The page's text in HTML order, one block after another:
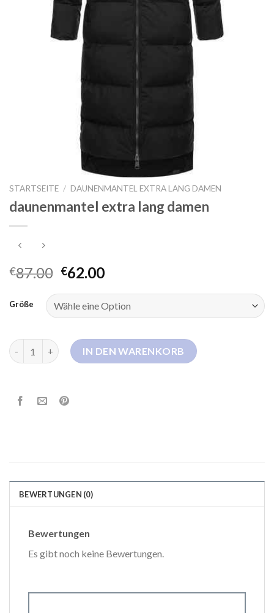
STARTSEITE / DAUNENMANTEL EXTRA LANG DAMEN
daunenmantel extra lang damen
€87.00 €62.00
Größe
daunenmantel extra lang damen Menge
IN DEN WARENKORB
BEWERTUNGEN (0)
Bewertungen
Es gibt noch keine Bewertungen.